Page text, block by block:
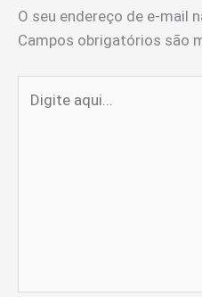
O seu endereço de e-mail
Campos obrigatórios são
aqui...